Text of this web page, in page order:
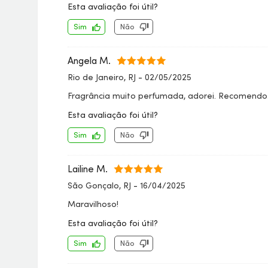
Esta avaliação foi útil?
Sim Não
Angela M.
Rio de Janeiro, RJ - 02/05/2025
Fragrância muito perfumada, adorei.
Esta avaliação foi útil?
Sim Não
Lailine M.
São Gonçalo, RJ - 16/04/2025
Maravilhoso!
Esta avaliação foi útil?
Sim Não